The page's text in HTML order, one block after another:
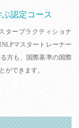
認定コース
タープラクティショナ
マスタートレーナー
方も、国際基準の国際
ができます。